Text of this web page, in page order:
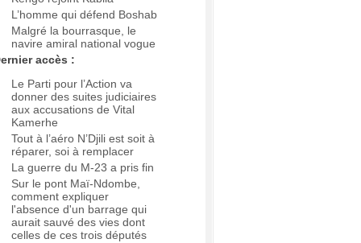
L’homme qui défend Boshab
Malgré la bourrasque, le
navire amiral national vogue
accès :
Le Parti pour l’Action va
donner des suites judiciaires
aux accusations de Vital
Kamerhe
Tout à l’aéro N’Djili est soit à
réparer, soi à remplacer
La guerre du M-23 a pris fin
Sur le pont Maï-Ndombe,
comment expliquer
l'absence d'un barrage qui
aurait sauvé des vies dont
celles de ces trois députés